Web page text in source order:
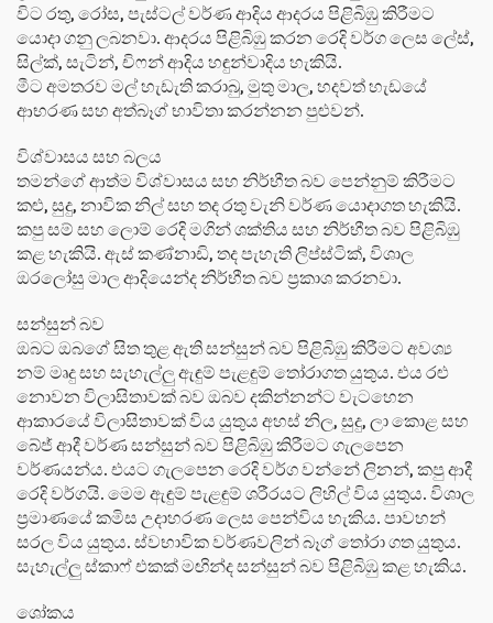
විට රතු, රෝස, පැස්ටල් වර්ණ ආදිය ආදරය පිළිබිඹු කිරීමට
යොදා ගනු ලබනවා. ආදරය පිළිබිඹු කරන රෙදි වර්ග ලෙස ලේස්,
සිල්ක්, සැටින්, චිෆන් ආදිය හඳුන්වාදිය හැකියි.
මීට අමතරව මල් හැඩැති කරාබු, මුතු මාල, හදවත් හැඩයේ
ආභරණ සහ අත්බෑග් භාවිතා කරන්නන පුළුවන්.
විශ්වාසය සහ බලය
තමන්ගේ ආත්ම විශ්වාසය සහ නිර්භීත බව පෙන්නුම් කිරීමට
කළු, සුදු, නාවික නිල් සහ තද රතු වැනි වර්ණ යොදාගත හැකියි.
කපු සම් සහ ලොම් රෙදි මගින් ශක්තිය සහ නිර්භීත බව පිළිබිඹු
කළ හැකියි. ඇස් කණ්නාඩි, තද පැහැති ලිප්ස්ටික්, විශාල
ඔරලෝසු මාල ආදියෙන්ද නිර්භීත බව ප්‍රකාශ කරනවා.
සන්සුන් බව
ඔබට ඔබගේ සිත තුළ ඇති සන්සුන් බව පිළිබිඹු කිරීමට අවශ්‍ය
නම් මෘදු සහ සැහැල්ලු ඇඳුම් පැළඳුම් තෝරාගත යුතුය. එය රළු
නොවන විලාසිතාවක් බව ඔබව දකින්නන්ට වැටහෙන
ආකාරයේ විලාසිතාවක් විය යුතුය අහස් නිල, සුදු, ලා කොළ සහ
බේජ් ආදී වර්ණ සන්සුන් බව පිළිබිඹු කිරීමට ගැලපෙන
වර්ණයන්ය. එයට ගැලපෙන රෙදි වර්ග වන්නේ ලිනන්, කපු ආදී
රෙදි වර්ගයි. මෙම ඇඳුම් පැළඳුම් ශරීරයට ලිහිල් විය යුතුය. විශාල
ප්‍රමාණයේ කමිස උදාහරණ ලෙස පෙන්විය හැකිය. පාවහන්
සරල විය යුතුය. ස්වභාවික වර්ණවලින් බෑග් තෝරා ගත යුතුය.
සැහැල්ලු ස්කාෆ් එකක් මඟින්ද සන්සුන් බව පිළිබිඹු කළ හැකිය.
ශෝකය